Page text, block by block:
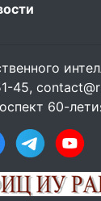
45,
60-